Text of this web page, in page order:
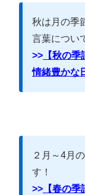
秋は月の季
言葉につい
>> 【秋の
情緒豊かな
２月～4月
す！
>> 【春の